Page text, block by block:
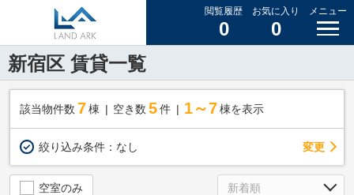
閲覧履歴
0
お気に入り
0
メニュー
新宿区 賃貸一覧
該当物件数 7棟 空き数 5 件 1～7 棟を表示
絞り込み条件： なし 変更
空室のみ